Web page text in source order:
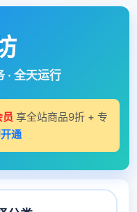
· 全天运行
员 享全站商品9折 + 专
通